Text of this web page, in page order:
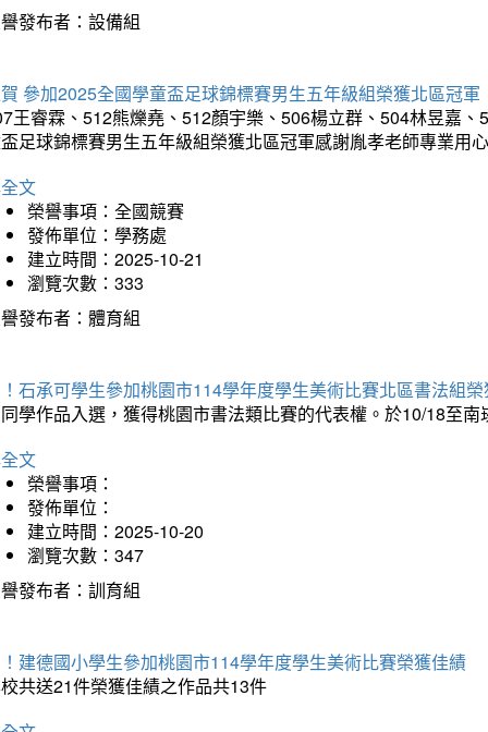
發布者：設備組
參加2025全國學童盃足球錦標賽男生五年級組榮獲北區冠軍
王睿霖、512熊爍堯、512顏宇樂、506楊立群、504林昱嘉
足球錦標賽男生五年級組榮獲北區冠軍感謝胤孝老師專業用
文
榮譽事項：全國競賽
發佈單位：學務處
建立時間：2025-10-21
瀏覽次數：333
發布者：體育組
石承可學生參加桃園市114學年度學生美術比賽北區書法組
學作品入選，獲得桃園市書法類比賽的代表權。於10/18至
文
榮譽事項：
發佈單位：
建立時間：2025-10-20
瀏覽次數：347
發布者：訓育組
建德國小學生參加桃園市114學年度學生美術比賽榮獲佳績
共送21件榮獲佳績之作品共13件